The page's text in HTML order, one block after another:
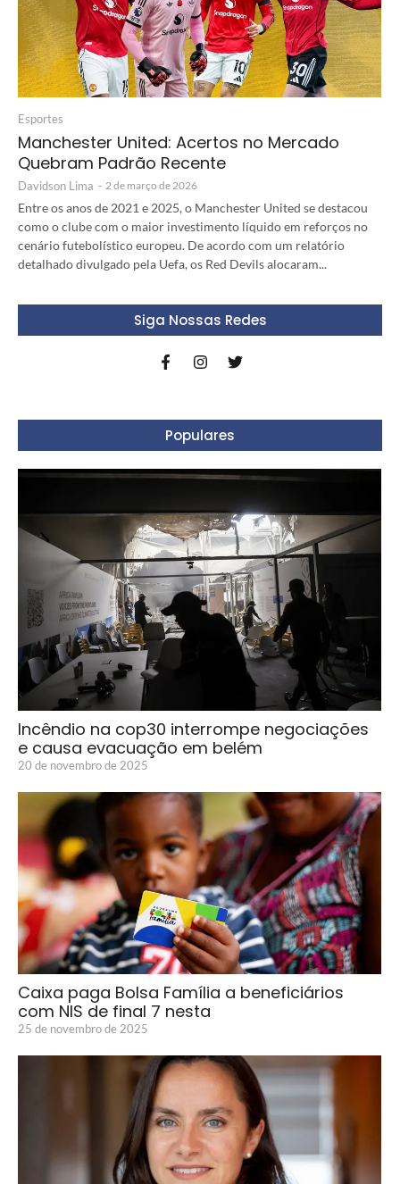
Esportes
Manchester United: Acertos no Mercado
Quebram Padrão Recente
Davidson Lima - 2 de março de 2026
Entre os anos de 2021 e 2025, o Manchester United se destacou
como o clube com o maior investimento líquido em reforços no
cenário futebolístico europeu. De acordo com um relatório
detalhado divulgado pela Uefa, os Red Devils alocaram...
Siga Nossas Redes
Populares
Incêndio na cop30 interrompe negociações
e causa evacuação em belém
20 de novembro de 2025
Caixa paga Bolsa Família a beneficiários
com NIS de final 7 nesta
25 de novembro de 2025